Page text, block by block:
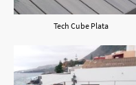
Tech Cube Plata